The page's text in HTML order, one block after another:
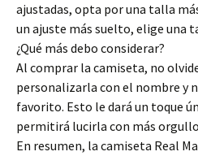
ajustadas, opta por una talla
un ajuste más suelto, elige una
¿Qué más debo considerar?
Al comprar la camiseta, no
personalizarla con el nombre y
favorito. Esto le dará un toque
permitirá lucirla con más
En resumen, la camiseta Real